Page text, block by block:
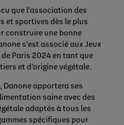
que l’association des
et sportives dès le plus
construire une bonne
s’est associé aux Jeux
Paris 2024 en tant que
et d’origine végétale.
Danone apportera ses
saine avec des
adaptés à tous les
spécifiques pour